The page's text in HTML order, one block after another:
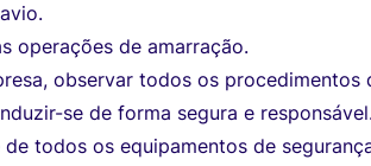
operações de amarração.
observar todos os procedimentos
se de forma segura e
todos os equipamentos de